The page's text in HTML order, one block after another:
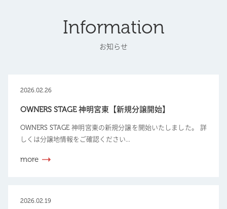
Information
お知らせ
2026.02.26
OWNERS STAGE 神明宮東【新規分譲開始】
OWNERS STAGE 神明宮東の新規分譲を開始いたしました。 詳
しくは分譲地情報をご確認ください...
more
2026.02.19